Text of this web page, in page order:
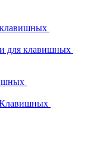
для клавишных